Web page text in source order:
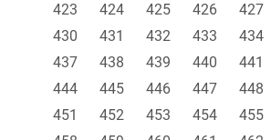
423
424 425 426 427
430
431 432 433 434
437
438 439 440 441
444
445 446 447 448
451
452 453 454 455